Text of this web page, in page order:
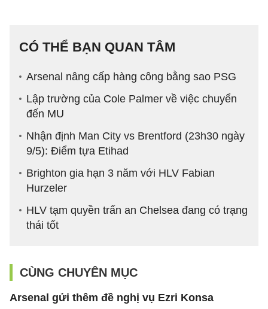
CÓ THỂ BẠN QUAN TÂM
Arsenal nâng cấp hàng công bằng sao PSG
Lập trường của Cole Palmer về việc chuyển
đến MU
Nhận định Man City vs Brentford (23h30 ngày
9/5): Điểm tựa Etihad
Brighton gia hạn 3 năm với HLV Fabian
Hurzeler
HLV tạm quyền trấn an Chelsea đang có trạng
thái tốt
CÙNG CHUYÊN MỤC
Arsenal gửi thêm đề nghị vụ Ezri Konsa